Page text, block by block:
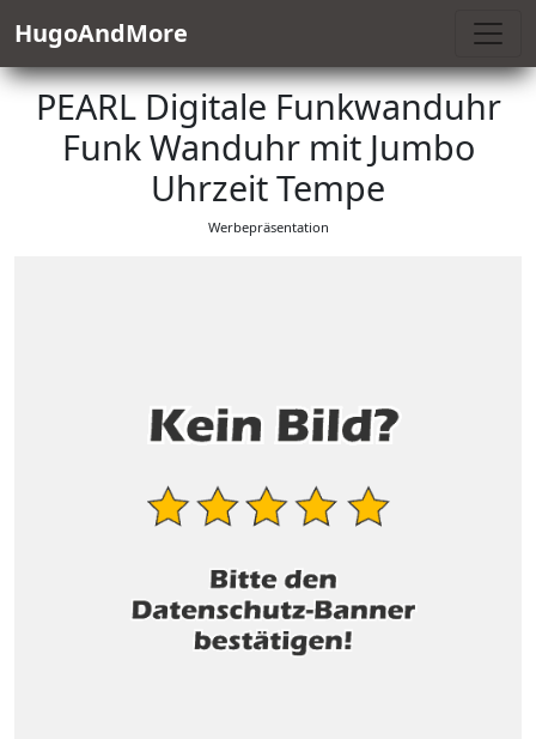
HugoAndMore
PEARL Digitale Funkwanduhr
Funk Wanduhr mit Jumbo
Uhrzeit Tempe
Werbepräsentation